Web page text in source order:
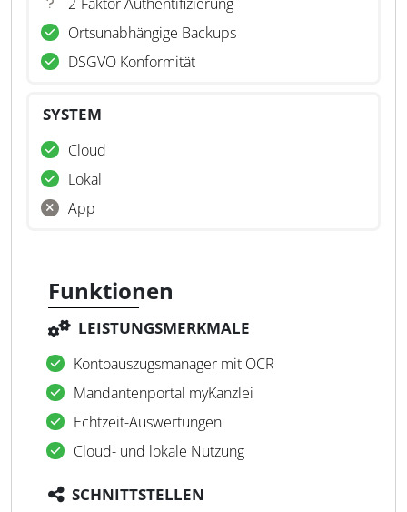
Ortsunabhängige Backups
DSGVO Konformität
SYSTEM
Cloud
Lokal
App
Funktionen
LEISTUNGSMERKMALE
Kontoauszugsmanager mit OCR
Mandantenportal myKanzlei
Echtzeit-Auswertungen
Cloud- und lokale Nutzung
SCHNITTSTELLEN